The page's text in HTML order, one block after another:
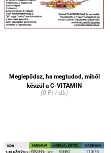
Meglepődsz, ha megtudod, miből
készül a C-VITAMIN
(0 Ft / db)